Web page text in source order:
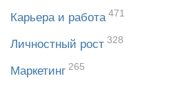
Карьера и работа 471
Личностный рост 328
Маркетинг 265